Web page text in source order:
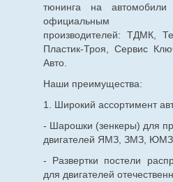
тюнинга на
официальным
производителей: ТДМК,
Пластик-Троя, Сервис
Авто.
Наши преимущества:
1. Широкий ассортимент
- Шарошки (зенкеры) для
двигателей ЯМЗ, ЗМЗ,
- Развертки постели
для двигателей